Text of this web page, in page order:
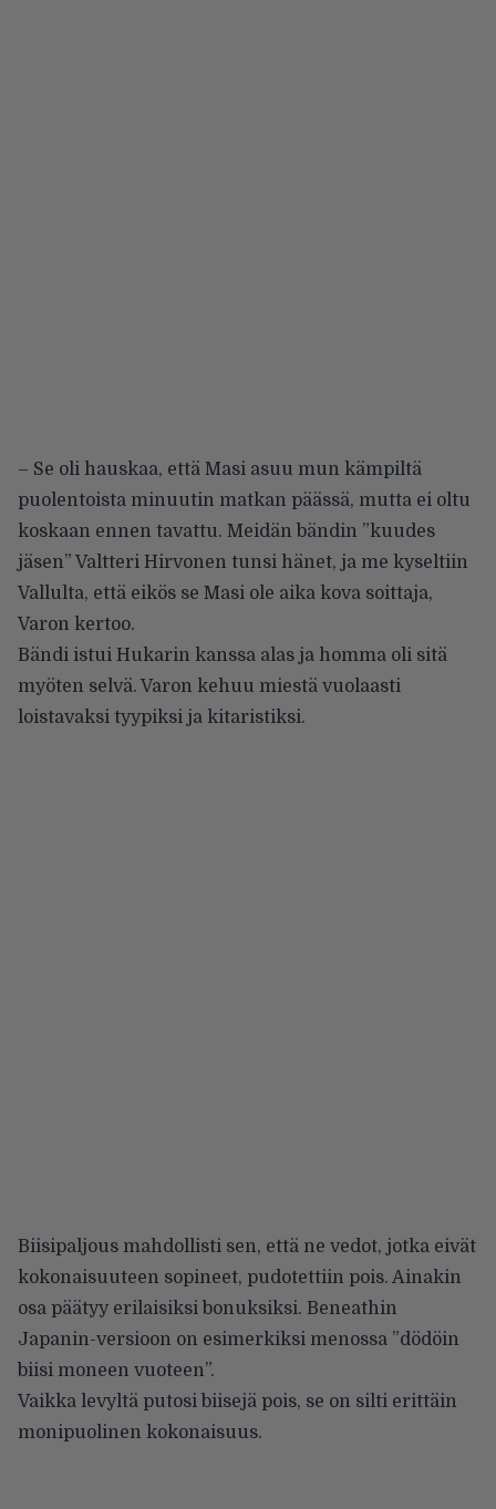
– Se oli hauskaa, että Masi asuu mun kämpiltä
puolentoista minuutin matkan päässä, mutta ei oltu
koskaan ennen tavattu. Meidän bändin ”kuudes
jäsen” Valtteri Hirvonen tunsi hänet, ja me kyseltiin
Vallulta, että eikös se Masi ole aika kova soittaja,
Varon kertoo.
Bändi istui Hukarin kanssa alas ja homma oli sitä
myöten selvä. Varon kehuu miestä vuolaasti
loistavaksi tyypiksi ja kitaristiksi.
Biisipaljous mahdollisti sen, että ne vedot, jotka eivät
kokonaisuuteen sopineet, pudotettiin pois. Ainakin
osa päätyy erilaisiksi bonuksiksi. Beneathin
Japanin-versioon on esimerkiksi menossa ”dödöin
biisi moneen vuoteen”.
Vaikka levyltä putosi biisejä pois, se on silti erittäin
monipuolinen kokonaisuus.